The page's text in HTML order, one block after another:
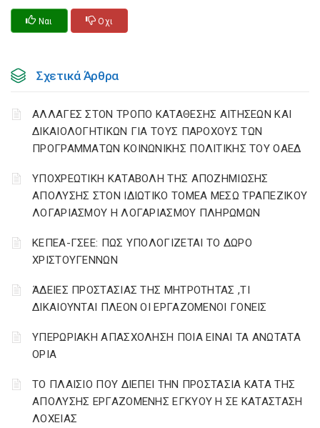
Ναι Οχι
Σχετικά Άρθρα
ΑΛΛΑΓΕΣ ΣΤΟΝ ΤΡΟΠΟ ΚΑΤΑΘΕΣΗΣ ΑΙΤΗΣΕΩΝ ΚΑΙ
ΔΙΚΑΙΟΛΟΓΗΤΙΚΩΝ ΓΙΑ ΤΟΥΣ ΠΑΡΟΧΟΥΣ ΤΩΝ
ΠΡΟΓΡΑΜΜΑΤΩΝ ΚΟΙΝΩΝΙΚΗΣ ΠΟΛΙΤΙΚΗΣ ΤΟΥ ΟΑΕΔ
YΠΟΧΡΕΩΤΙΚΗ ΚΑΤΑΒΟΛΗ ΤΗΣ ΑΠΟΖΗΜΙΩΣΗΣ
ΑΠΟΛΥΣΗΣ ΣΤΟΝ ΙΔΙΩΤΙΚΟ ΤΟΜΕΑ ΜΕΣΩ ΤΡΑΠΕΖΙΚΟΥ
ΛΟΓΑΡΙΑΣΜΟΥ Η ΛΟΓΑΡΙΑΣΜΟΥ ΠΛΗΡΩΜΩΝ
ΚΕΠΕΑ-ΓΣΕΕ: ΠΩΣ ΥΠΟΛΟΓΙΖΕΤΑΙ ΤΟ ΔΩΡΟ
ΧΡΙΣΤΟΥΓΕΝΝΩΝ
ΆΔΕΙΕΣ ΠΡΟΣΤΑΣΙΑΣ ΤΗΣ ΜΗΤΡΟΤΗΤΑΣ ,ΤΙ
ΔΙΚΑΙΟΥΝΤΑΙ ΠΛΕΟΝ ΟΙ ΕΡΓΑΖΟΜΕΝΟΙ ΓΟΝΕΙΣ
ΥΠΕΡΩΡΙΑΚΗ ΑΠΑΣΧΟΛΗΣΗ ΠΟΙΑ ΕΙΝΑΙ ΤΑ ΑΝΩΤΑΤΑ
ΟΡΙΑ
ΤΟ ΠΛΑΙΣΙΟ ΠΟΥ ΔΙΕΠΕΙ ΤΗΝ ΠΡΟΣΤΑΣΙΑ ΚΑΤΑ ΤΗΣ
ΑΠΟΛΥΣΗΣ ΕΡΓΑΖΟΜΕΝΗΣ ΕΓΚΥΟΥ Η ΣΕ ΚΑΤΑΣΤΑΣΗ
ΛΟΧΕΙΑΣ